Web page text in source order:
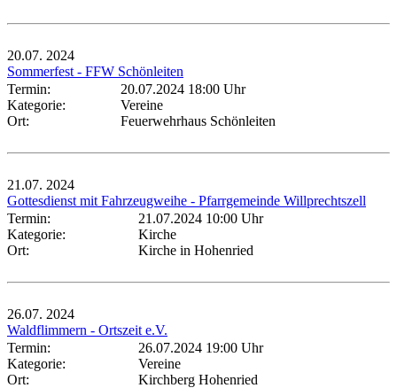
20.07. 2024
Sommerfest - FFW Schönleiten
Termin:
20.07.2024 18:00 Uhr
Kategorie:
Vereine
Ort:
Feuerwehrhaus Schönleiten
21.07. 2024
Gottesdienst mit Fahrzeugweihe - Pfarrgemeinde Willprechtszell
Termin:
21.07.2024 10:00 Uhr
Kategorie:
Kirche
Ort:
Kirche in Hohenried
26.07. 2024
Waldflimmern - Ortszeit e.V.
Termin:
26.07.2024 19:00 Uhr
Kategorie:
Vereine
Ort:
Kirchberg Hohenried